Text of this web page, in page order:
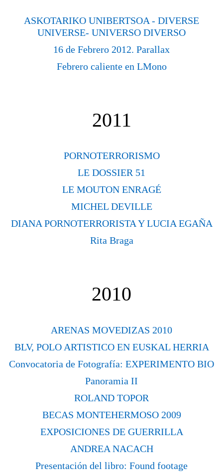
ASKOTARIKO UNIBERTSOA - DIVERSE
UNIVERSE- UNIVERSO DIVERSO
16 de Febrero 2012. Parallax
Febrero caliente en LMono
2011
PORNOTERRORISMO
LE DOSSIER 51
LE MOUTON ENRAGÉ
MICHEL DEVILLE
DIANA PORNOTERRORISTA Y LUCIA EGAÑA
Rita Braga
2010
ARENAS MOVEDIZAS 2010
BLV, POLO ARTISTICO EN EUSKAL HERRIA
Convocatoria de Fotografía: EXPERIMENTO BIO
Panoramia II
ROLAND TOPOR
BECAS MONTEHERMOSO 2009
EXPOSICIONES DE GUERRILLA
ANDREA NACACH
Presentación del libro: Found footage